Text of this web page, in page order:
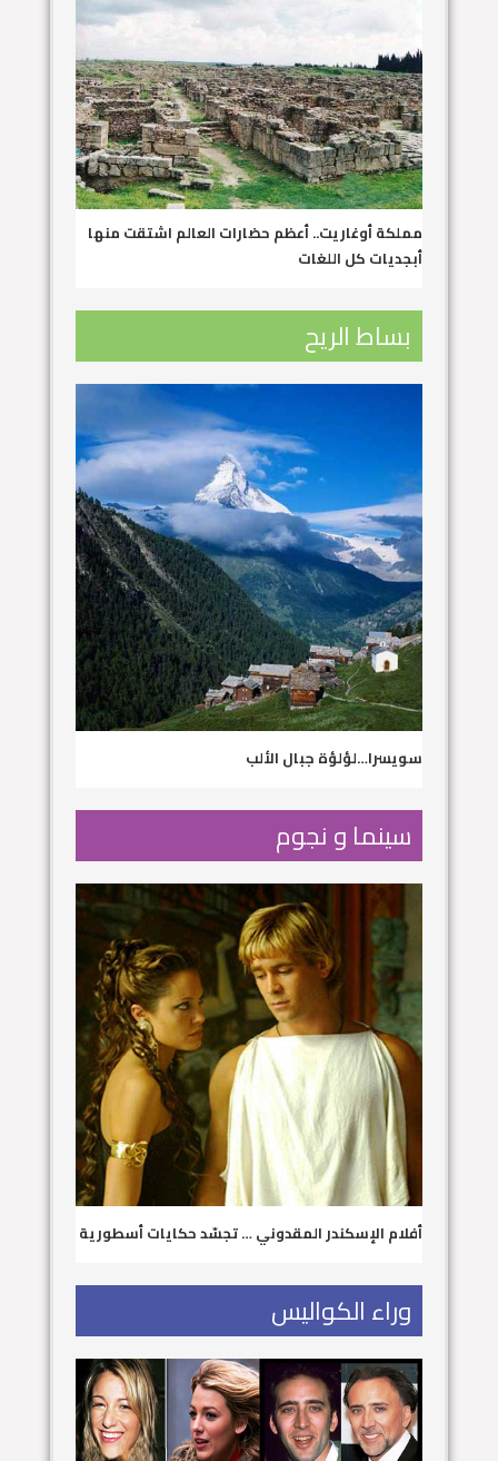
مملكة أوغاريت.. أعظم حضارات العالم اشتقت منها
أبجديات كل اللغات
بساط الريح
سويسرا…لؤلؤة جبال الألب
سينما و نجوم
أفلام الإسكندر المقدوني … تجسّد حكايات أسطورية
وراء الكواليس